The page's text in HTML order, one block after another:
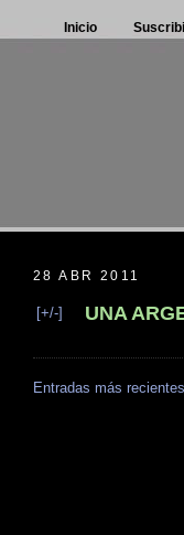
Inicio
28 ABR 2011
[+/-] UNA
Entradas más recientes